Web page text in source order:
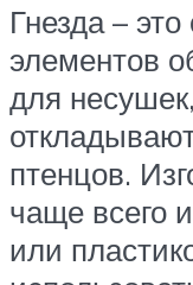
Гнезда –
элементов
для
птенцов.
чаще всего
или